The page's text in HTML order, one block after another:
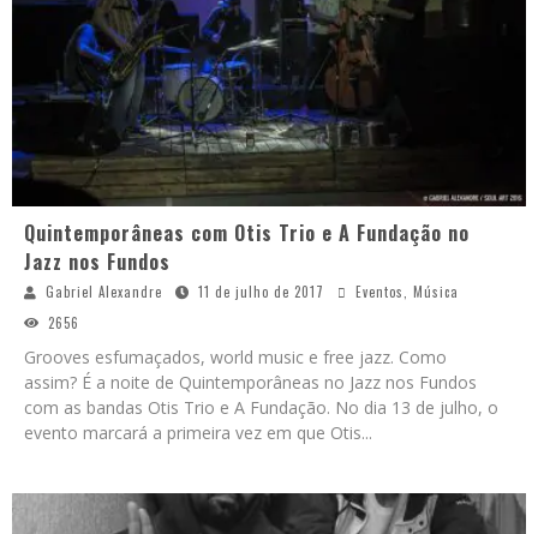
Quintemporâneas com Otis Trio e A Fundação no
Jazz nos Fundos
Gabriel Alexandre 11 de julho de 2017 Eventos
Música
2656
Grooves esfumaçados, world music e free jazz. Como
assim? É a noite de Quintemporâneas no Jazz nos Fundos
com as bandas Otis Trio e A Fundação. No dia 13 de julho, o
evento marcará a primeira vez em que Otis...